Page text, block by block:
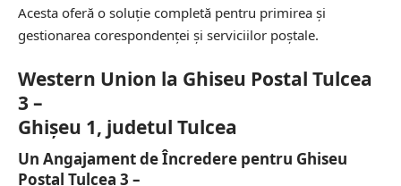
Acesta oferă o soluție completă pentru primirea și
gestionarea corespondenței și serviciilor poștale.
Western Union la Ghiseu Postal Tulcea
3 –
Ghişeu 1, judetul Tulcea
Un Angajament de Încredere pentru Ghiseu
Postal Tulcea 3 –